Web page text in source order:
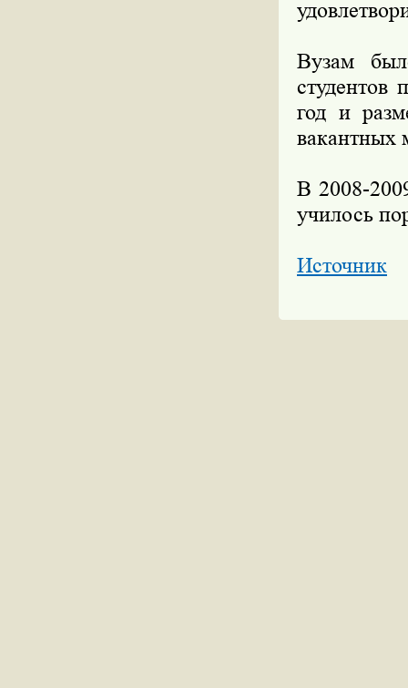
Вузам
студентов
год и
вакантных
В 2008-
училось
Источник